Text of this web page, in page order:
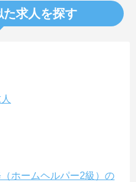
た求人を探す
ホームヘルパー2級）の